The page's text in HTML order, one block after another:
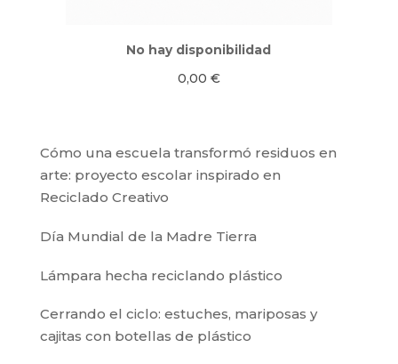
No hay disponibilidad
0,00 €
Cómo una escuela transformó residuos en
arte: proyecto escolar inspirado en
Reciclado Creativo
Día Mundial de la Madre Tierra
Lámpara hecha reciclando plástico
Cerrando el ciclo: estuches, mariposas y
cajitas con botellas de plástico